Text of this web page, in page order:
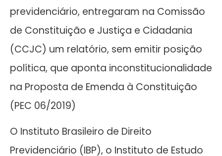
previdenciário, entregaram na Comissão
de Constituição e Justiça e Cidadania
(CCJC) um relatório, sem emitir posição
política, que aponta inconstitucionalidade
na Proposta de Emenda à Constituição
(PEC 06/2019)
O Instituto Brasileiro de Direito
Previdenciário (IBP), o Instituto de Estudo